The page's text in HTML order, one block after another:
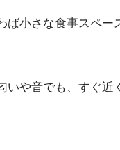
ば小さな食事スペ
いや音でも、すぐ